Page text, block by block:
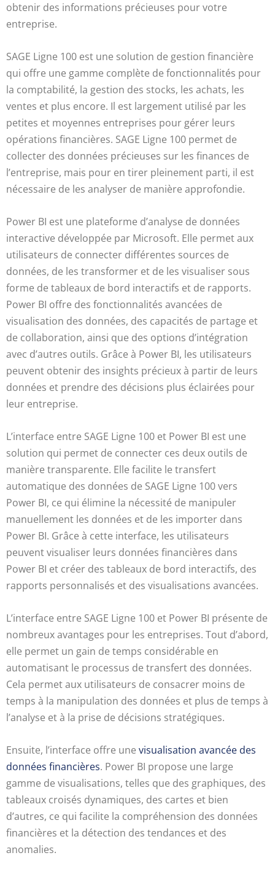
obtenir des informations précieuses pour votre
entreprise.
SAGE Ligne 100 est une solution de gestion financière
qui offre une gamme complète de fonctionnalités pour
la comptabilité, la gestion des stocks, les achats, les
ventes et plus encore. Il est largement utilisé par les
petites et moyennes entreprises pour gérer leurs
opérations financières. SAGE Ligne 100 permet de
collecter des données précieuses sur les finances de
l’entreprise, mais pour en tirer pleinement parti, il est
nécessaire de les analyser de manière approfondie.
Power BI est une plateforme d’analyse de données
interactive développée par Microsoft. Elle permet aux
utilisateurs de connecter différentes sources de
données, de les transformer et de les visualiser sous
forme de tableaux de bord interactifs et de rapports.
Power BI offre des fonctionnalités avancées de
visualisation des données, des capacités de partage et
de collaboration, ainsi que des options d’intégration
avec d’autres outils. Grâce à Power BI, les utilisateurs
peuvent obtenir des insights précieux à partir de leurs
données et prendre des décisions plus éclairées pour
leur entreprise.
L’interface entre SAGE Ligne 100 et Power BI est une
solution qui permet de connecter ces deux outils de
manière transparente. Elle facilite le transfert
automatique des données de SAGE Ligne 100 vers
Power BI, ce qui élimine la nécessité de manipuler
manuellement les données et de les importer dans
Power BI. Grâce à cette interface, les utilisateurs
peuvent visualiser leurs données financières dans
Power BI et créer des tableaux de bord interactifs, des
rapports personnalisés et des visualisations avancées.
L’interface entre SAGE Ligne 100 et Power BI présente de
nombreux avantages pour les entreprises. Tout d’abord,
elle permet un gain de temps considérable en
automatisant le processus de transfert des données.
Cela permet aux utilisateurs de consacrer moins de
temps à la manipulation des données et plus de temps à
l’analyse et à la prise de décisions stratégiques.
Ensuite, l’interface offre une visualisation avancée des
données financières. Power BI propose une large
gamme de visualisations, telles que des graphiques, des
tableaux croisés dynamiques, des cartes et bien
d’autres, ce qui facilite la compréhension des données
financières et la détection des tendances et des
anomalies.